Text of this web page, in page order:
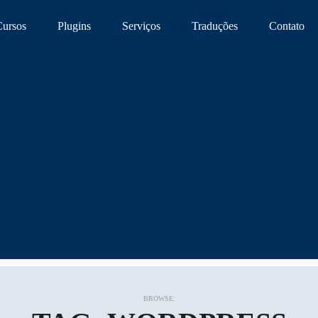
Plugins Serviços Traduções Contato
BROWSE: